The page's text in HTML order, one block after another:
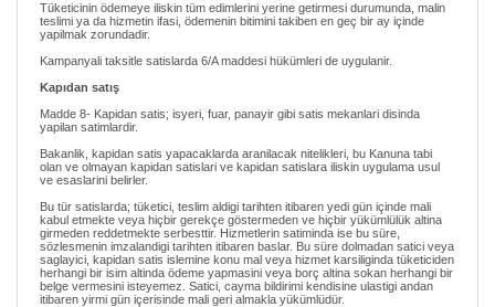
Tüketicinin ödemeye iliskin tüm edimlerini yerine getirmesi durumunda, malin
teslimi ya da hizmetin ifasi, ödemenin bitimini takiben en geç bir ay içinde
yapilmak zorundadir.
Kampanyali taksitle satislarda 6/A maddesi hükümleri de uygulanir.
Kapıdan satış
Madde 8- Kapidan satis; isyeri, fuar, panayir gibi satis mekanlari disinda
yapilan satimlardir.
Bakanlik, kapidan satis yapacaklarda aranilacak nitelikleri, bu Kanuna tabi
olan ve olmayan kapidan satislari ve kapidan satislara iliskin uygulama usul
ve esaslarini belirler.
Bu tür satislarda; tüketici, teslim aldigi tarihten itibaren yedi gün içinde mali
kabul etmekte veya hiçbir gerekçe göstermeden ve hiçbir yükümlülük altina
girmeden reddetmekte serbesttir. Hizmetlerin satiminda ise bu süre,
sözlesmenin imzalandigi tarihten itibaren baslar. Bu süre dolmadan satici veya
saglayici, kapidan satis islemine konu mal veya hizmet karsiliginda tüketiciden
herhangi bir isim altinda ödeme yapmasini veya borç altina sokan herhangi bir
belge vermesini isteyemez. Satici, cayma bildirimi kendisine ulastigi andan
itibaren yirmi gün içerisinde mali geri almakla yükümlüdür.